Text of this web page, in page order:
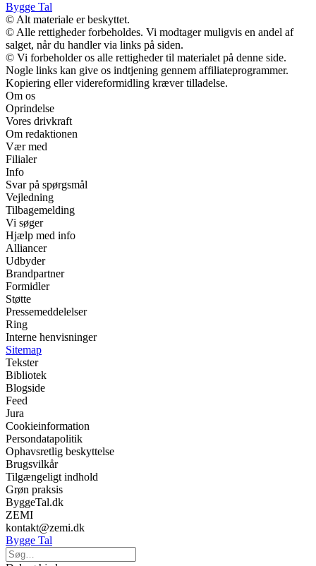
Bygge Tal
© Alt materiale er beskyttet.
© Alle rettigheder forbeholdes. Vi modtager muligvis en andel af
salget, når du handler via links på siden.
© Vi forbeholder os alle rettigheder til materialet på denne side.
Nogle links kan give os indtjening gennem affiliateprogrammer.
Kopiering eller videreformidling kræver tilladelse.
Om os
Oprindelse
Vores drivkraft
Om redaktionen
Vær med
Filialer
Info
Svar på spørgsmål
Vejledning
Tilbagemelding
Vi søger
Hjælp med info
Alliancer
Udbyder
Brandpartner
Formidler
Støtte
Pressemeddelelser
Ring
Interne henvisninger
Sitemap
Tekster
Bibliotek
Blogside
Feed
Jura
Cookieinformation
Persondatapolitik
Ophavsretlig beskyttelse
Brugsvilkår
Tilgængeligt indhold
Grøn praksis
ByggeTal.dk
ZEMI
kontakt@zemi.dk
Bygge Tal